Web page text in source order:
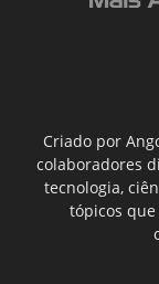
Criado por
colaboradores
tecnologia,
tópicos